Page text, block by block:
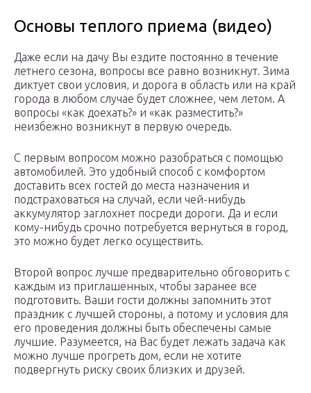
Основы теплого приема (видео)
Даже если на дачу Вы ездите постоянно в течение
летнего сезона, вопросы все равно возникнут. Зима
диктует свои условия, и дорога в область или на край
города в любом случае будет сложнее, чем летом. А
вопросы «как доехать?» и «как разместить?»
неизбежно возникнут в первую очередь.
С первым вопросом можно разобраться с помощью
автомобилей. Это удобный способ с комфортом
доставить всех гостей до места назначения и
подстраховаться на случай, если чей-нибудь
аккумулятор заглохнет посреди дороги. Да и если
кому-нибудь срочно потребуется вернуться в город,
это можно будет легко осуществить.
Второй вопрос лучше предварительно обговорить с
каждым из приглашенных, чтобы заранее все
подготовить. Ваши гости должны запомнить этот
праздник с лучшей стороны, а потому и условия для
его проведения должны быть обеспечены самые
лучшие. Разумеется, на Вас будет лежать задача как
можно лучше прогреть дом, если не хотите
подвергнуть риску своих близких и друзей.